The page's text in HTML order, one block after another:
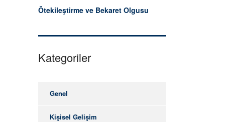
Ötekileştirme ve Bekaret Olgusu
Kategoriler
Genel
Kişisel Gelişim